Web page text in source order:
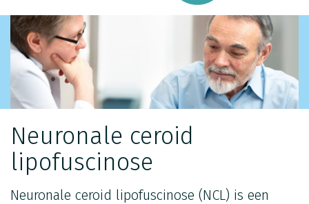
Neuronale ceroid
lipofuscinose
Neuronale ceroid lipofuscinose (NCL) is een